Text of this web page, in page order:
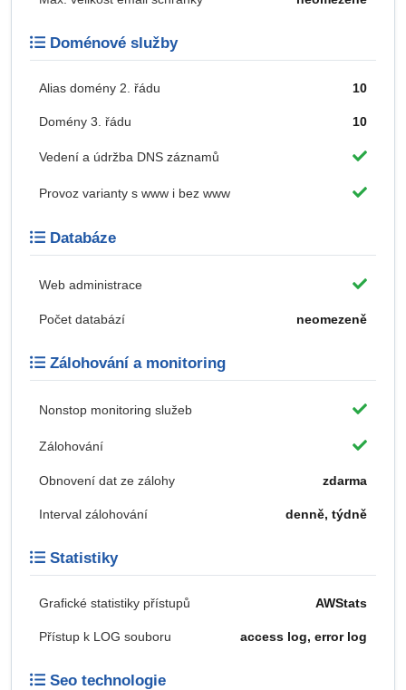
Doménové služby
Alias domény 2. řádu 10
Domény 3. řádu 10
Vedení a údržba DNS záznamů
Provoz varianty s www i bez www
Databáze
Web administrace
Počet databází neomezeně
Zálohování a monitoring
Nonstop monitoring služeb
Zálohování
Obnovení dat ze zálohy zdarma
Interval zálohování denně, týdně
Statistiky
Grafické statistiky přístupů AWStats
Přístup k LOG souboru access log, error log
Seo technologie